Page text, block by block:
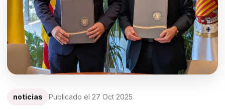
noticias Publicado el 27 Oct 2025